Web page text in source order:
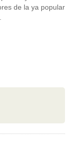
de la ya popular